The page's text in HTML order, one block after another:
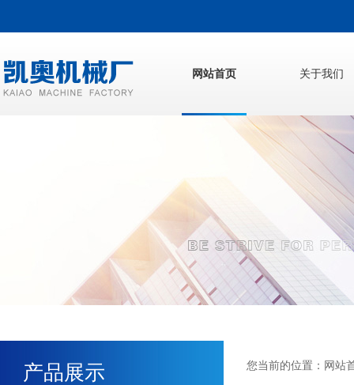
网站首页 关于我们
产品展示 您当前的位置： 网站